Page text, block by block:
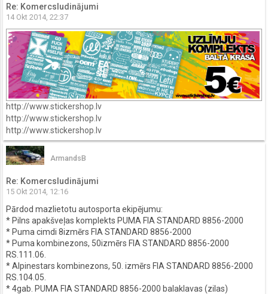
Re: Komercsludinājumi
14 Okt 2014, 22:37
http://www.stickershop.lv
http://www.stickershop.lv
http://www.stickershop.lv
ArmandsB
Re: Komercsludinājumi
15 Okt 2014, 12:16
Pārdod mazlietotu autosporta ekipējumu:
* Pilns apakšveļas komplekts PUMA FIA STANDARD 8856-2000
* Puma cimdi 8izmērs FIA STANDARD 8856-2000
* Puma kombinezons, 50izmērs FIA STANDARD 8856-2000
RS.111.06.
* Alpinestars kombinezons, 50. izmērs FIA STANDARD 8856-2000
RS.104.05.
* 4gab. PUMA FIA STANDARD 8856-2000 balaklavas (zilas)